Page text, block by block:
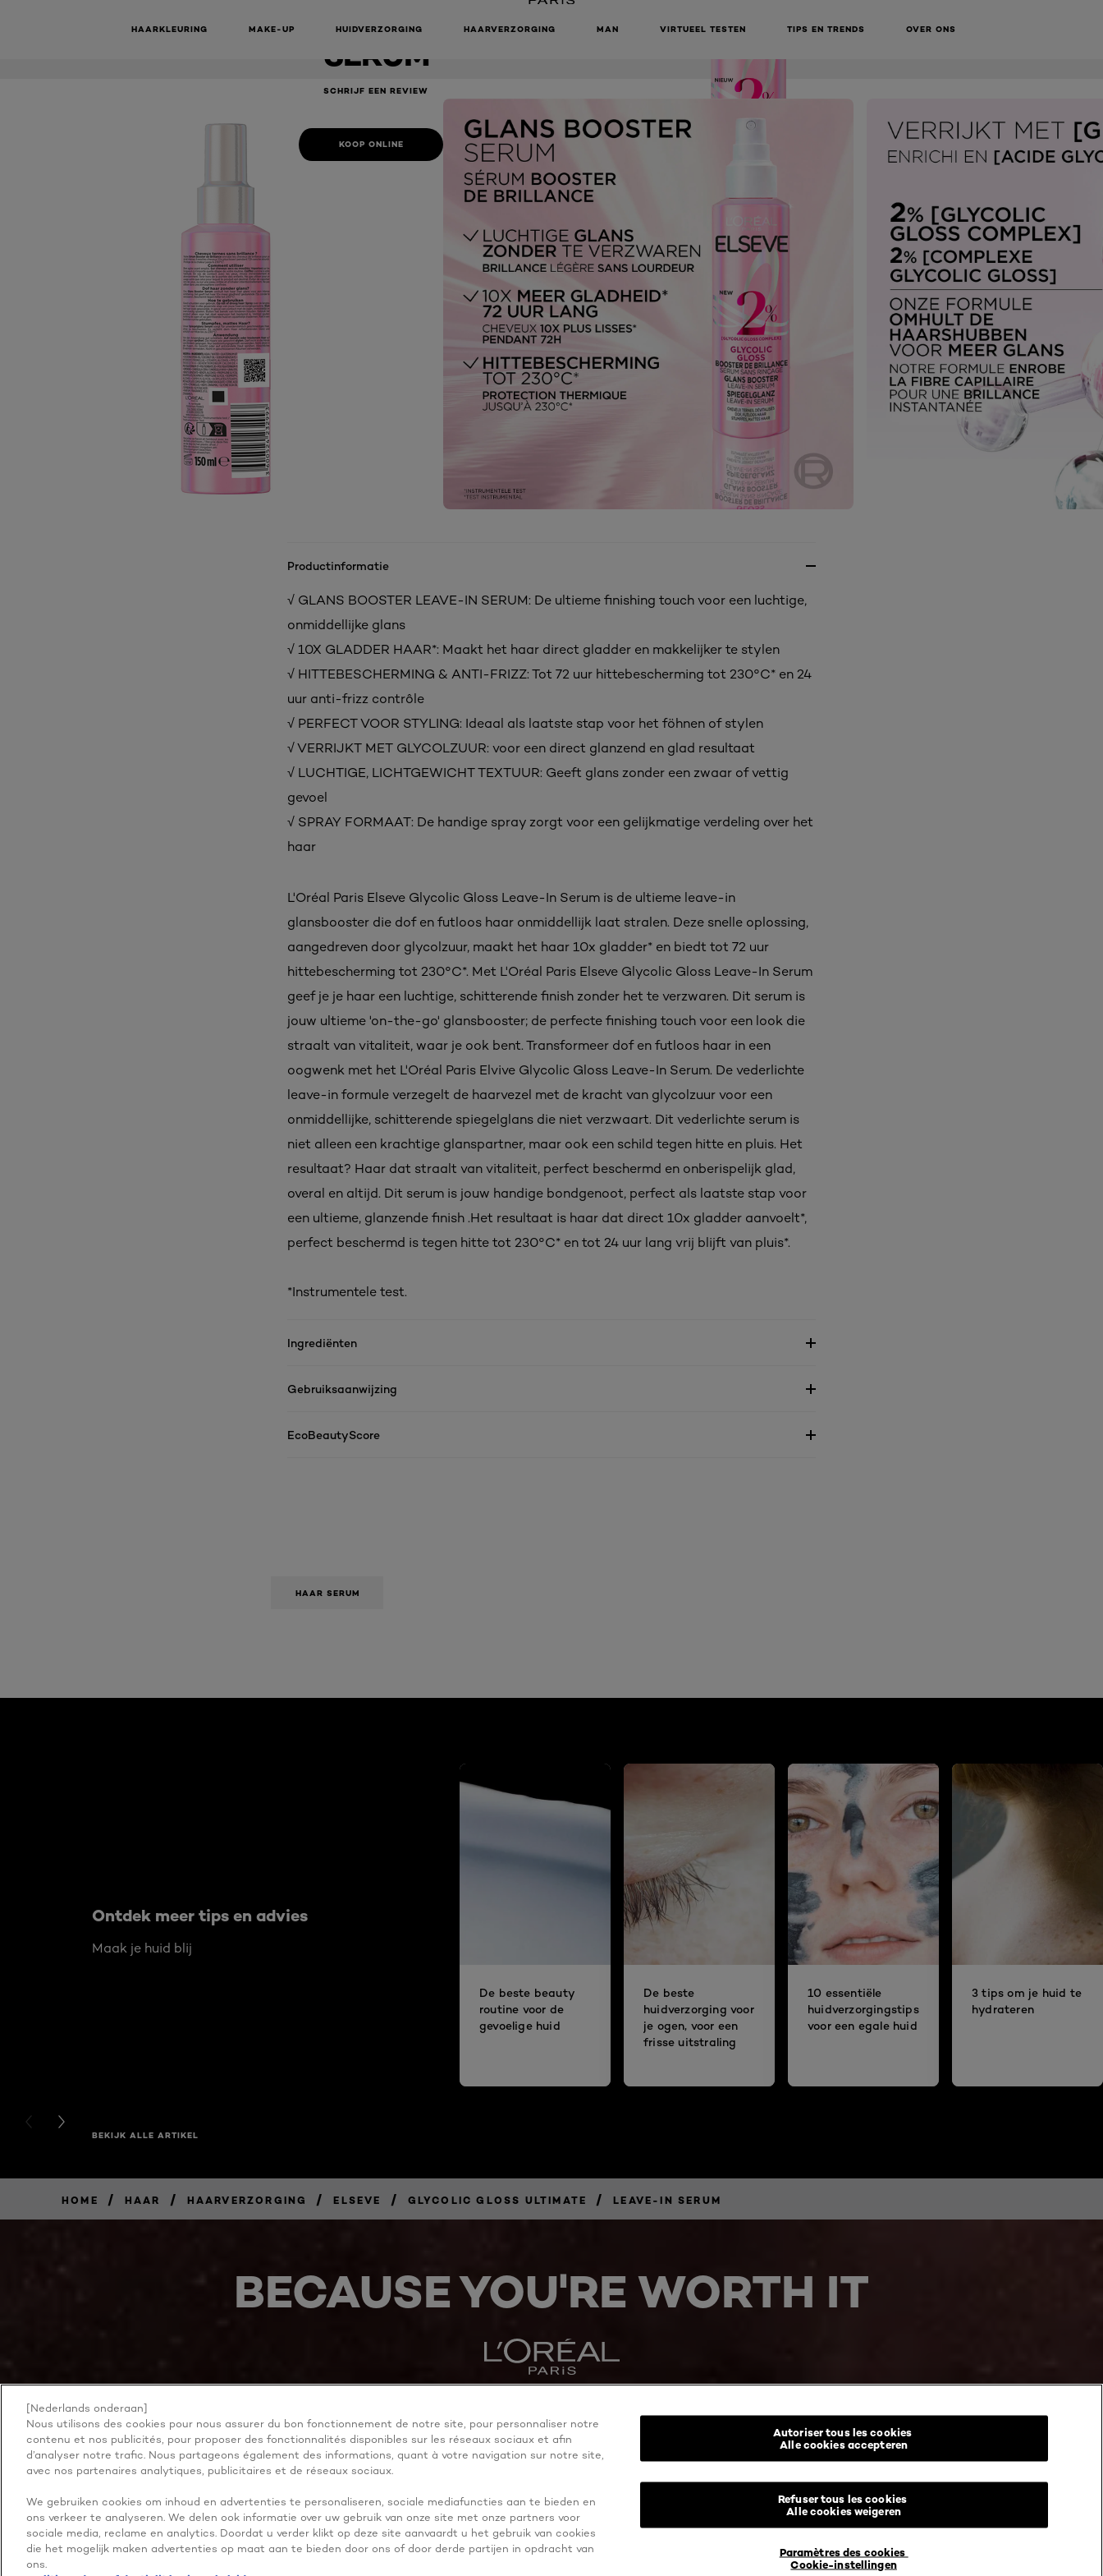
HAARKLEURING MAKE-UP HUIDVERZORGING HAARVERZORGING MAN VIRTUEEL TESTEN TIPS EN TRENDS OVER ONS
ULTIMATE LEAVE-IN
SERUM
SCHRIJF EEN REVIEW
KOOP ONLINE
Productinformatie
√ GLANS BOOSTER LEAVE-IN SERUM: De ultieme finishing touch voor een luchtige,
onmiddellijke glans
√ 10X GLADDER HAAR*: Maakt het haar direct gladder en makkelijker te stylen
√ HITTEBESCHERMING & ANTI-FRIZZ: Tot 72 uur hittebescherming tot 230°C* en 24
uur anti-frizz contrôle
√ PERFECT VOOR STYLING: Ideaal als laatste stap voor het föhnen of stylen
√ VERRIJKT MET GLYCOLZUUR: voor een direct glanzend en glad resultaat
√ LUCHTIGE, LICHTGEWICHT TEXTUUR: Geeft glans zonder een zwaar of vettig
gevoel
√ SPRAY FORMAAT: De handige spray zorgt voor een gelijkmatige verdeling over het
haar
L'Oréal Paris Elseve Glycolic Gloss Leave-In Serum is de ultieme leave-in
glansbooster die dof en futloos haar onmiddellijk laat stralen. Deze snelle oplossing,
aangedreven door glycolzuur, maakt het haar 10x gladder* en biedt tot 72 uur
hittebescherming tot 230°C*. Met L'Oréal Paris Elseve Glycolic Gloss Leave-In Serum
geef je je haar een luchtige, schitterende finish zonder het te verzwaren. Dit serum is
jouw ultieme 'on-the-go' glansbooster; de perfecte finishing touch voor een look die
straalt van vitaliteit, waar je ook bent. Transformeer dof en futloos haar in een
oogwenk met het L'Oréal Paris Elvive Glycolic Gloss Leave-In Serum. De vederlichte
leave-in formule verzegelt de haarvezel met de kracht van glycolzuur voor een
onmiddellijke, schitterende spiegelglans die niet verzwaart. Dit vederlichte serum is
niet alleen een krachtige glanspartner, maar ook een schild tegen hitte en pluis. Het
resultaat? Haar dat straalt van vitaliteit, perfect beschermd en onberispelijk glad,
overal en altijd. Dit serum is jouw handige bondgenoot, perfect als laatste stap voor
een ultieme, glanzende finish .Het resultaat is haar dat direct 10x gladder aanvoelt*,
perfect beschermd is tegen hitte tot 230°C* en tot 24 uur lang vrij blijft van pluis*.
*Instrumentele test.
Ingrediënten
Gebruiksaanwijzing
EcoBeautyScore
HAAR SERUM
Ontdek meer tips en advies
Maak je huid blij
De beste beauty
routine voor de
gevoelige huid
De beste
huidverzorging voor
je ogen, voor een
frisse uitstraling
10 essentiële
huidverzorgingstips
voor een egale huid
3 tips om je huid te
hydrateren
PREVIOUS CARD
NEXT CARD
BEKIJK ALLE ARTIKEL
HOME / HAAR / HAARVERZORGING / ELSEVE / GLYCOLIC GLOSS ULTIMATE / LEAVE-IN SERUM
BECAUSE YOU'RE WORTH IT
NOG MEER ONTDEKKEN ADDRESS
Instagram
Facebook
YouTube
Algemene voorwaardenMachtigingen voor gebruikersinhoud
[Nederlands onderaan]
Nous utilisons des cookies pour nous assurer du bon fonctionnement de notre site, pour personnaliser notre
contenu et nos publicités, pour proposer des fonctionnalités disponibles sur les réseaux sociaux et afin
d’analyser notre trafic. Nous partageons également des informations, quant à votre navigation sur notre site,
avec nos partenaires analytiques, publicitaires et de réseaux sociaux.
We gebruiken cookies om inhoud en advertenties te personaliseren, sociale mediafuncties aan te bieden en
ons verkeer te analyseren. We delen ook informatie over uw gebruik van onze site met onze partners voor
sociale media, reclame en analytics. Doordat u verder klikt op deze site aanvaardt u het gebruik van cookies
die het mogelijk maken advertenties op maat aan te bieden door ons of door derde partijen in opdracht van
ons.
Paramètres des cookies
Cookie-instellingen
Refuser tous les cookies
Alle cookies weigeren
Autoriser tous les cookies
Alle cookies accepteren